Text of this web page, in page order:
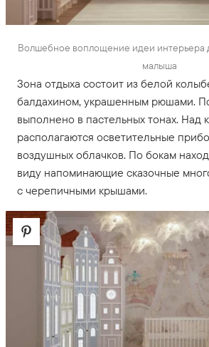
Волшебное воплощение идеи интерьера
малыша
Зона отдыха состоит из белой
балдахином, украшенным рюшами.
выполнено в пастельных тонах. Над
располагаются осветительные
воздушных облачков. По бокам
виду напоминающие сказочные
с черепичными крышами.